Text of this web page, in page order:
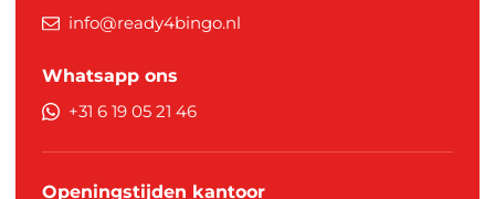
info@ready4bingo.nl
Whatsapp ons
+31 6 19 05 21 46
Openingstijden kantoor